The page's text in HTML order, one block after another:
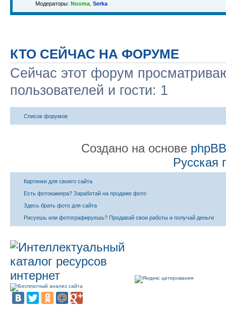
Модераторы: Nooma Serka
КТО СЕЙЧАС НА ФОРУМЕ
Сейчас этот форум
пользователей и гости: 1
Список форумов
Создано на основе phpBB
Русская
Картинки для своего сайта
Есть фотокамера? Заработай на продаже фото
Здесь брать фото для сайта
Рисуешь или фотографируешь? Продавай свои работы и получай деньги